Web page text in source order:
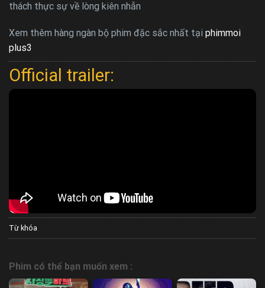
thách thực sự về lòng kiên nhẫn
Xem thêm hàng ngàn bộ phim đặc sắc nhất tại phimmoi
plus3
Official trailer:
Từ khóa
Phim có thể bạn muốn xem :